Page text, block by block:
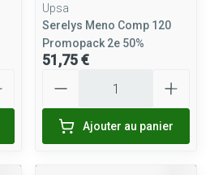
Upsa
Serelys Meno Comp 120
Promopack 2e 50%
51,75 €
Ajouter au panier